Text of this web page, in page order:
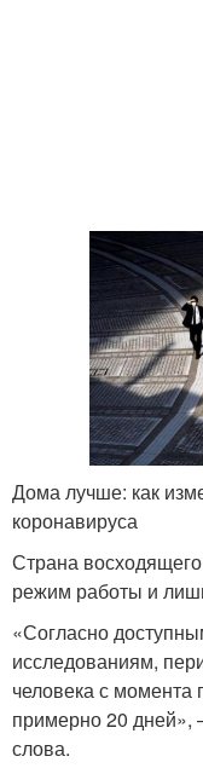
Дома лучше: как
коронавируса
Страна
режим работы и
«Согласно
исследованиям,
человека с момента
примерно 20
слова.